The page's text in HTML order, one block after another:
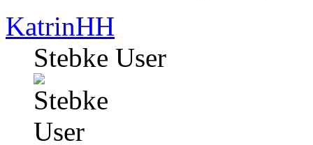
KatrinHH
Stebke User